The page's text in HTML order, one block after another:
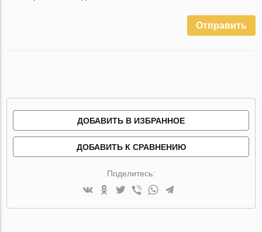
Отправить
ДОБАВИТЬ В ИЗБРАННОЕ
ДОБАВИТЬ К СРАВНЕНИЮ
Поделитесь: